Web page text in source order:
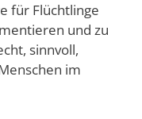
für Flüchtlinge
und zu
sinnvoll,
im